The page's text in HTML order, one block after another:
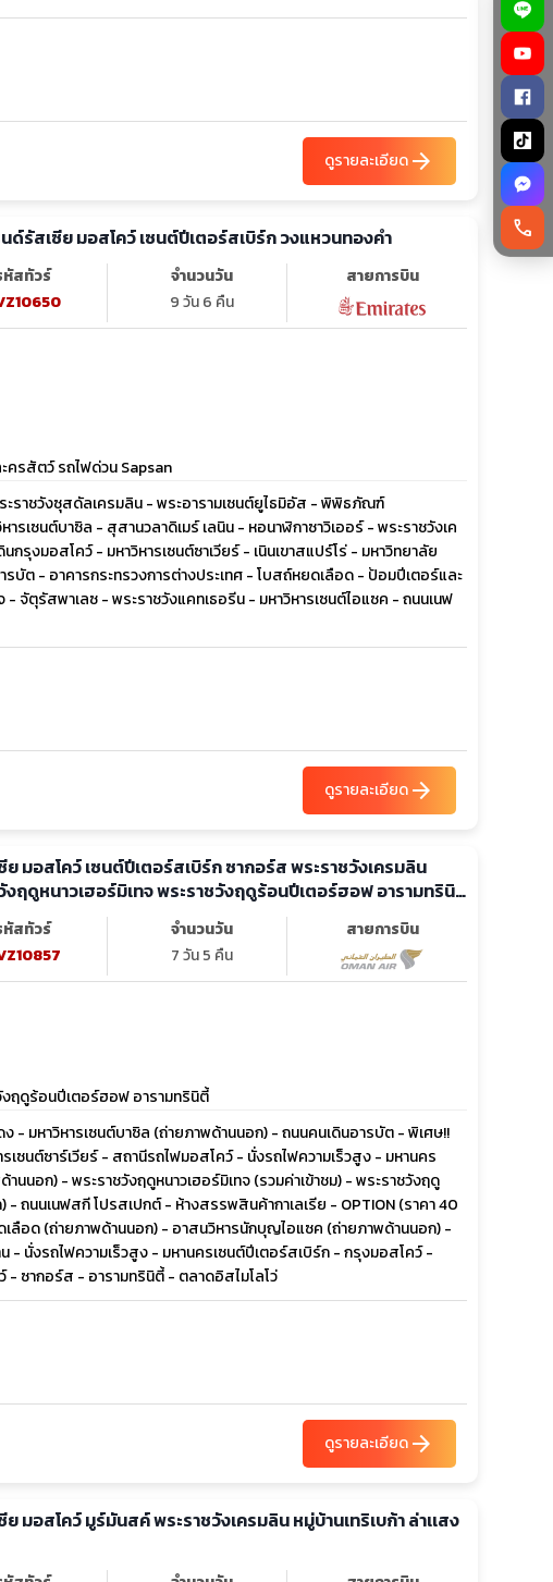
ดูรายละเอียดarrow_forward
ด์รัสเซีย มอสโคว์ เซนต์ปีเตอร์สเบิร์ก วงแหวนทองคำ
หัสทัวร์
จำนวนวัน
9 วัน 6 คืน
สายการบิน
ครสัตว์ รถไฟด่วน Sapsan
ราชวังซุสดัลเครมลิน - พระอารามเซนต์ยูไธมิอัส - พิพิธภัณฑ์
ซนต์บาซิล - สุสานวลาดิเมร์ เลนิน - หอนาฬิกาซาวิเออร์ - พระราชวังเค
มอสโคว์ - มหาวิหารเซนต์ซาเวียร์ - เนินเขาสแปร์โร่ - มหาวิทยาลัย
ต - อาคารกระทรวงการต่างประเทศ - โบสถ์หยดเลือด - ป้อมปีเตอร์และ
ตุรัสพาเลซ - พระราชวังแคทเธอรีน - มหาวิหารเซนต์ไอแซค - ถนนเนฟ
ดูรายละเอียดarrow_forward
ย มอสโคว์ เซนต์ปีเตอร์สเบิร์ก ซากอร์ส พระราชวังเครมลิน
งฤดูหนาวเฮอร์มิเทจ พระราชวังฤดูร้อนปีเตอร์ฮอฟ อารามทรินิ
หัสทัวร์
จำนวนวัน
7 วัน 5 คืน
สายการบิน
งฤดูร้อนปีเตอร์ฮอฟ อารามทรินิตี้
- มหาวิหารเซนต์บาซิล (ถ่ายภาพด้านนอก) - ถนนคนเดินอารบัต - พิเศษ!!
เซนต์ซาร์เวียร์ - สถานีรถไฟมอสโคว์ - นั่งรถไฟความเร็วสูง - มหานคร
นนอก) - พระราชวังฤดูหนาวเฮอร์มิเทจ (รวมค่าเข้าชม) - พระราชวังฤดู
ถนนเนฟสกี โปรสเปกต์ - ห้างสรรพสินค้ากาเลเรีย - OPTION (ราคา 40
เลือด (ถ่ายภาพด้านนอก) - อาสนวิหารนักบุญไอแซค (ถ่ายภาพด้านนอก) -
- นั่งรถไฟความเร็วสูง - มหานครเซนต์ปีเตอร์สเบิร์ก - กรุงมอสโคว์ -
- ซากอร์ส - อารามทรินิตี้ - ตลาดอิสไมโลโว่
ดูรายละเอียดarrow_forward
ย มอสโคว์ มูร์มันสค์ พระราชวังเครมลิน หมู่บ้านเทริเบก้า ล่าเเสง
call